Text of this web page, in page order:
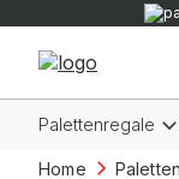
Palettenregale
Home